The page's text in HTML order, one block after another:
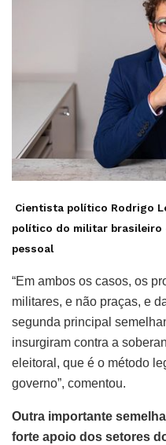
Cientista político Rodrigo
político do militar brasileiro
pessoal
“Em ambos os casos, os
militares, e não praças, e
segunda principal
insurgiram contra a
eleitoral, que é o método
governo”, comentou.
Outra importante
forte apoio dos setores